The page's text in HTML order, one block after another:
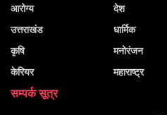
आरोग्य
उत्तराखंड
कृषि
केरियर
देश
धार्मिक
मनोरंजन
महाराष्ट्र
सम्पर्क सूत्र